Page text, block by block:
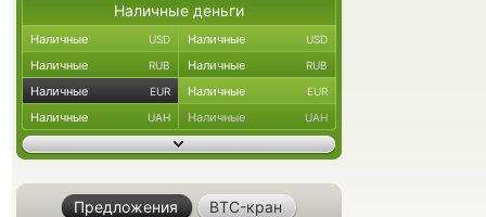
Наличные деньги
Наличные USD Наличные USD
Наличные RUB Наличные RUB
Наличные EUR Наличные EUR
Наличные UAH Наличные UAH
Предложения BTC-кран